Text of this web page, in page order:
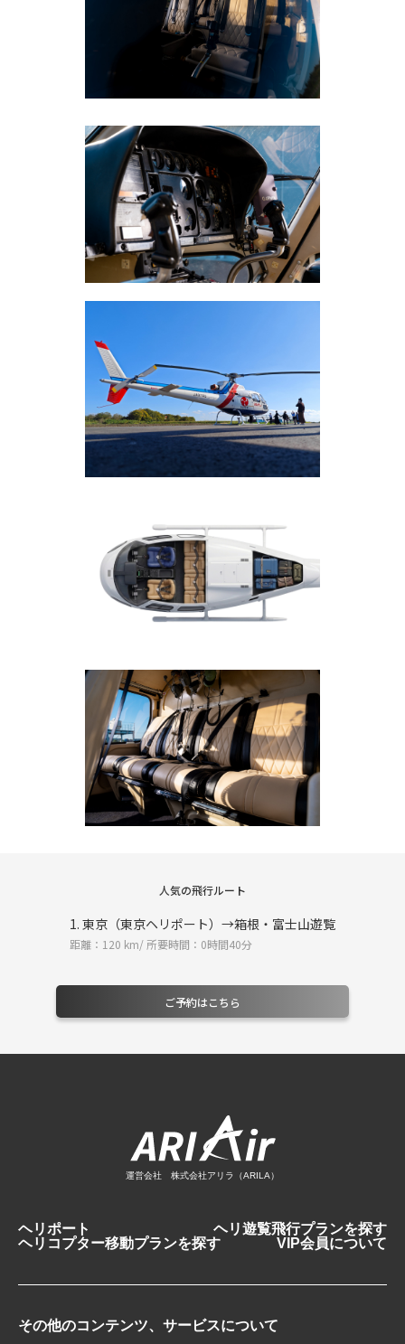
人気の飛行ルート
1. 東京（東京ヘリポート）→箱根・富士山遊覧
距離：120 km/ 所要時間：0時間40分
ご予約はこちら
運営会社 株式会社アリラ（ARILA）
ヘリポート
ヘリ遊覧飛行プランを探す
ヘリコプター移動プランを探す
VIP会員について
その他のコンテンツ、サービスについて